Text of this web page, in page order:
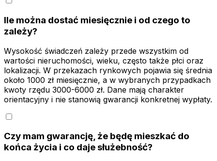
Ile można dostać miesięcznie i od czego to
zależy?
Wysokość świadczeń zależy przede wszystkim od
wartości nieruchomości, wieku, często także płci oraz
lokalizacji. W przekazach rynkowych pojawia się średnia
około 1000 zł miesięcznie, a w wybranych przypadkach
kwoty rzędu 3000-6000 zł. Dane mają charakter
orientacyjny i nie stanowią gwarancji konkretnej wypłaty.
Czy mam gwarancję, że będę mieszkać do
końca życia i co daje służebność?